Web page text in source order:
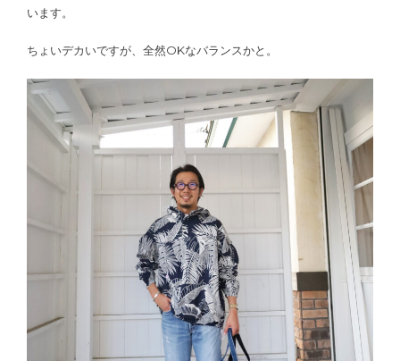
います。
ちょいデカいですが、全然OKなバランスかと。